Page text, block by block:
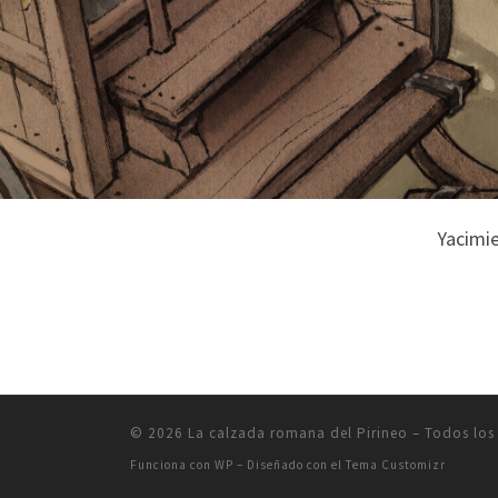
© 2026 La calzada romana del Pirineo – Todos
Funciona con WP – Diseñado con el Tema Customizr